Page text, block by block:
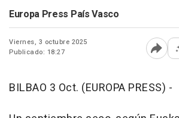
Europa Press País Vasco
Viernes, 3 octubre 2025
Publicado: 18:27
BILBAO 3 Oct. (EUROPA PRESS) -